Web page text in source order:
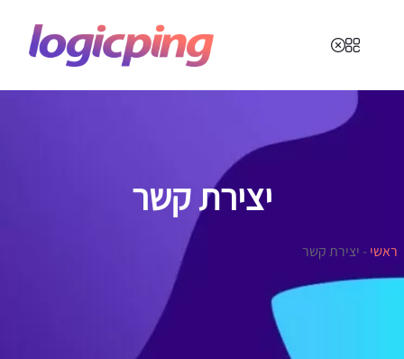
יצירת קשר
ראשי - יצירת קשר